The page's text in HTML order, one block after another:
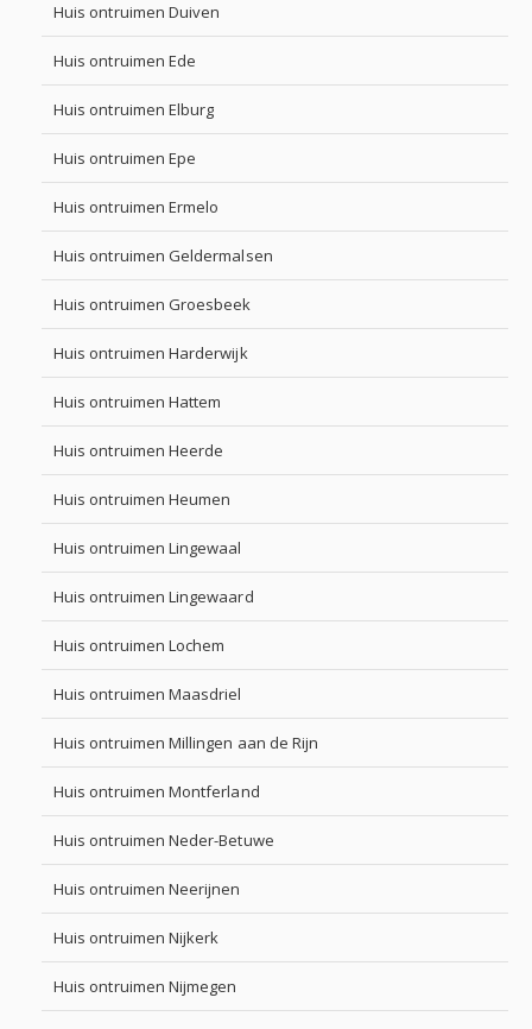
Huis ontruimen Duiven
Huis ontruimen Ede
Huis ontruimen Elburg
Huis ontruimen Epe
Huis ontruimen Ermelo
Huis ontruimen Geldermalsen
Huis ontruimen Groesbeek
Huis ontruimen Harderwijk
Huis ontruimen Hattem
Huis ontruimen Heerde
Huis ontruimen Heumen
Huis ontruimen Lingewaal
Huis ontruimen Lingewaard
Huis ontruimen Lochem
Huis ontruimen Maasdriel
Huis ontruimen Millingen aan de Rijn
Huis ontruimen Montferland
Huis ontruimen Neder-Betuwe
Huis ontruimen Neerijnen
Huis ontruimen Nijkerk
Huis ontruimen Nijmegen